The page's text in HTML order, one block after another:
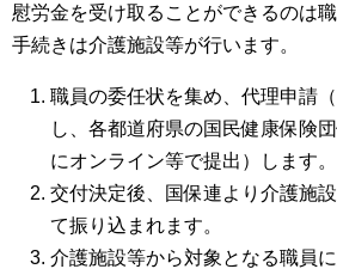
慰労金を受け取ることができるのは
手続きは介護施設等が行います。
職員の委任状を集め、代理申請
し、各都道府県の国民健康保険
にオンライン等で提出）します。
交付決定後、国保連より介護施
て振り込まれます。
介護施設等から対象となる職員